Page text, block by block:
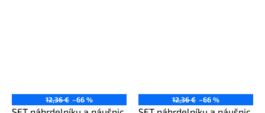
12,36 € –66 % 12,36 € –66 %